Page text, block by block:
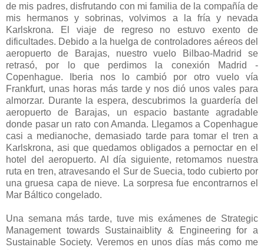
de mis padres, disfrutando con mi familia de la compañía de
mis hermanos y sobrinas, volvimos a la fría y nevada
Karlskrona. El viaje de regreso no estuvo exento de
dificultades. Debido a la huelga de controladores aéreos del
aeropuerto de Barajas, nuestro vuelo Bilbao-Madrid se
retrasó, por lo que perdimos la conexión Madrid -
Copenhague. Iberia nos lo cambió por otro vuelo vía
Frankfurt, unas horas más tarde y nos dió unos vales para
almorzar. Durante la espera, descubrimos la guardería del
aeropuerto de Barajas, un espacio bastante agradable
donde pasar un rato con Amanda. Llegamos a Copenhague
casi a medianoche, demasiado tarde para tomar el tren a
Karlskrona, asi que quedamos obligados a pernoctar en el
hotel del aeropuerto. Al día siguiente, retomamos nuestra
ruta en tren, atravesando el Sur de Suecia, todo cubierto por
una gruesa capa de nieve. La sorpresa fue encontrarnos el
Mar Báltico congelado.
Una semana más tarde, tuve mis exámenes de Strategic
Management towards Sustainaiblity & Engineering for a
Sustainable Society. Veremos en unos días más como me